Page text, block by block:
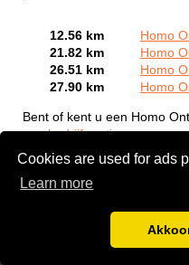
Cookies are used for ads
Learn more
12.56 km
Homo
21.82 km
Homo
26.51 km
Homo
27.90 km
Homo
Bent of kent u een Homo
een bedrijf gratis aan